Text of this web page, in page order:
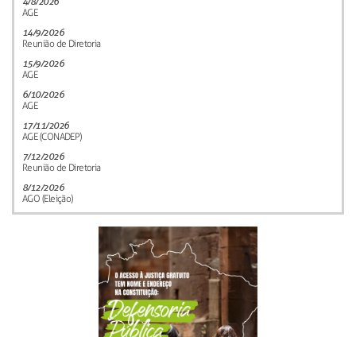
AGE
14/9/2026
Reunião de Diretoria
15/9/2026
AGE
6/10/2026
AGE
17/11/2026
AGE (CONADEP)
7/12/2026
Reunião de Diretoria
8/12/2026
AGO (Eleição)